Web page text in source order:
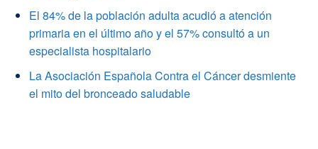
El 84% de la población adulta acudió a atención
primaria en el último año y el 57% consultó a un
especialista hospitalario
La Asociación Española Contra el Cáncer desmiente
el mito del bronceado saludable